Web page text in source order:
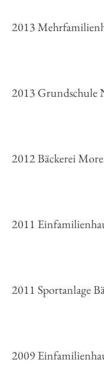
2013
2013 Grundschule
2012 Bäckerei
2011
2011 Sportanlage
2009